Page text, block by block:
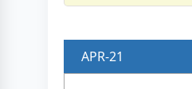
APR-21